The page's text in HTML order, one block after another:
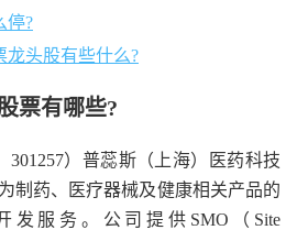
停?
龙头股有些什么?
票有哪些?
301257）普蕊斯（上海）医药科技
制药、医疗器械及健康相关产品的
发服务。公司提供SMO（Site